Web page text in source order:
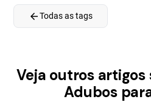
arrow_backTodas as tags
Veja outros
Adubos